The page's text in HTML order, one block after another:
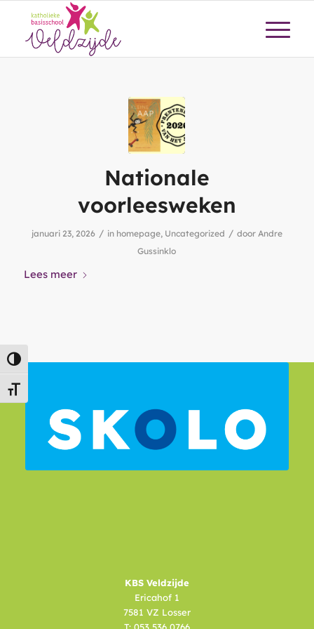
Keuze voor hoog contrast
Kies grootte van het lettertype
Nationale
voorleesweken
januari 23, 2026 / in homepage, Uncategorized / door Andre
Gussinklo
Lees meer
KBS Veldzijde
Ericahof 1
7581 VZ Losser